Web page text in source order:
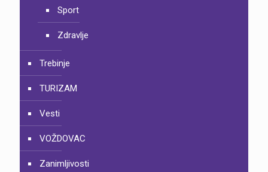
Sport
Zdravlje
Trebinje
TURIZAM
Vesti
VOŽDOVAC
Zanimljivosti